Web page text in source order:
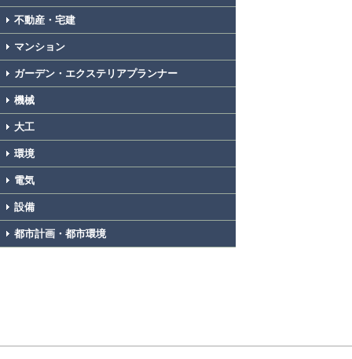
不動産・宅建
マンション
ガーデン・エクステリアプランナー
機械
大工
環境
電気
設備
都市計画・都市環境